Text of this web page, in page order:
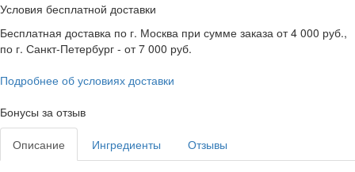
Условия бесплатной доставки
Бесплатная доставка по г. Москва при сумме заказа от 4 000 руб.,
по г. Санкт-Петербург - от 7 000 руб.
Подробнее об условиях доставки
Бонусы за отзыв
Описание Ингредиенты Отзывы